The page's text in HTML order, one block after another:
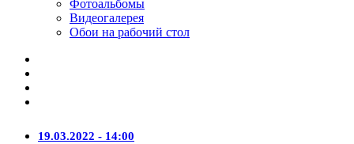
Фотоальбомы
Видеогалерея
Обои на рабочий стол
19.03.2022 - 14:00